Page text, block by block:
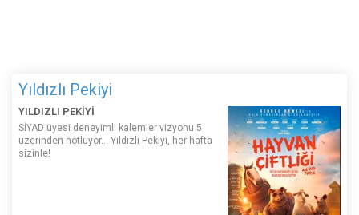
Yıldızlı Pekiyi
YILDIZLI PEKİYİ
SİYAD üyesi deneyimli kalemler vizyonu 5
üzerinden notluyor... Yıldızlı Pekiyi, her hafta
sizinle!